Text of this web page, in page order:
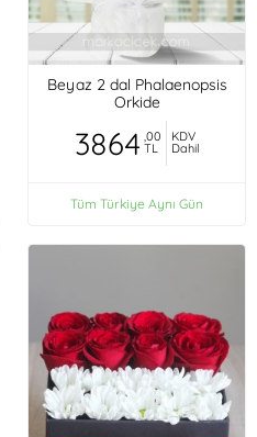
Beyaz 2 dal Phalaenopsis
Orkide
3864 ,00
TL
KDV
Dahil
Tüm Türkiye Aynı Gün